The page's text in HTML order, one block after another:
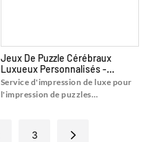
Jeux De Puzzle Cérébraux
Luxueux Personnalisés -
BESTRAND PRINTING
Service d'impression de luxe pour
l'impression de puzzles
l'impression de puzzles de puzzle
3